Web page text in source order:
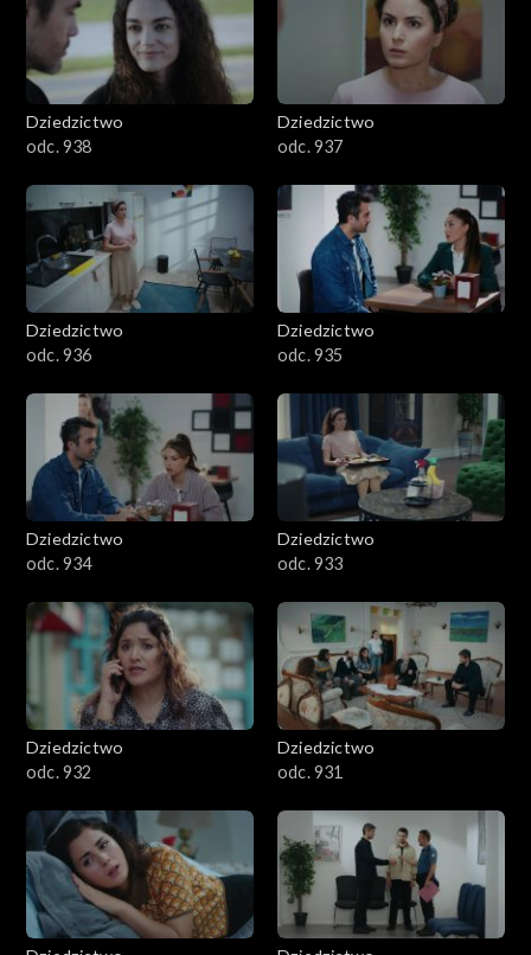
Dziedzictwo
odc. 938
Dziedzictwo
odc. 937
Dziedzictwo
odc. 936
Dziedzictwo
odc. 935
Dziedzictwo
odc. 934
Dziedzictwo
odc. 933
Dziedzictwo
odc. 932
Dziedzictwo
odc. 931